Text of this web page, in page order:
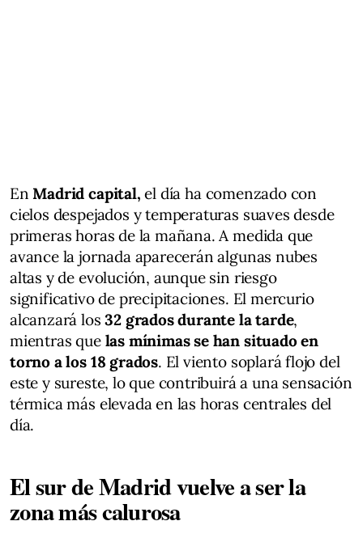
En Madrid capital, el día ha comenzado con
cielos despejados y temperaturas suaves desde
primeras horas de la mañana. A medida que
avance la jornada aparecerán algunas nubes
altas y de evolución, aunque sin riesgo
significativo de precipitaciones. El mercurio
alcanzará los32 grados durante la tarde,
mientras que las mínimas se han situado en
torno a los 18 grados. El viento soplará flojo del
este y sureste, lo que contribuirá a una sensación
térmica más elevada en las horas centrales del
día.
El sur de Madrid vuelve a ser la
zona más calurosa